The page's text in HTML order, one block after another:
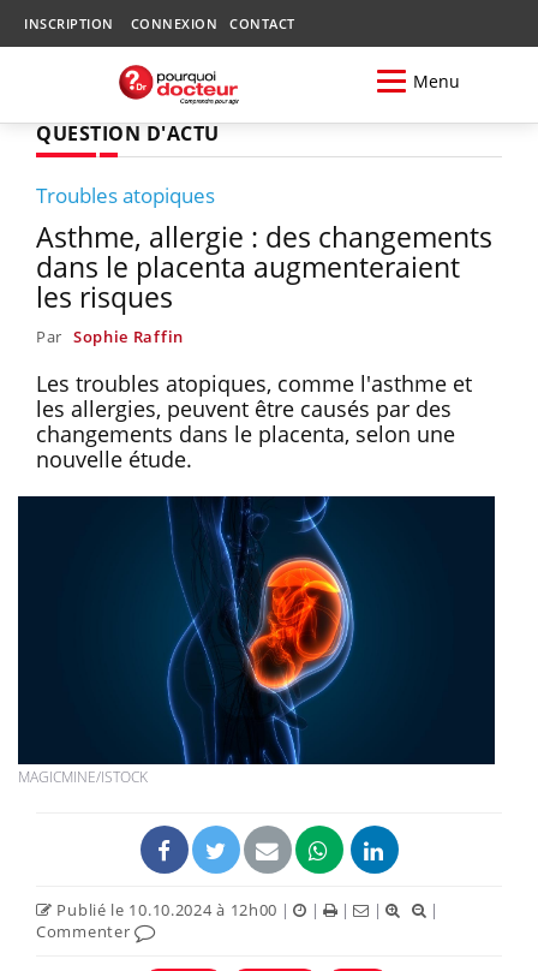
INSCRIPTION CONNEXION CONTACT
Menu
QUESTION D'ACTU
Troubles atopiques
Asthme, allergie : des changements
dans le placenta augmenteraient
les risques
Par Sophie Raffin
Les troubles atopiques, comme l'asthme et
les allergies, peuvent être causés par des
changements dans le placenta, selon une
nouvelle étude.
MAGICMINE/ISTOCK
Publié le 10.10.2024 à 12h00 | | | |
|
Commenter